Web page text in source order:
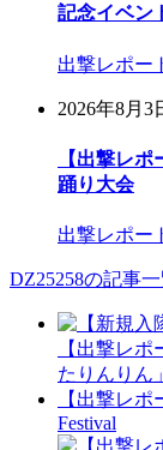
記念イベン
出撃レポー
2026年8月3
【出撃レ
踊り大会
出撃レポー
DZ25258の記事
【出撃レ
たりんりん」
【出撃レポ
Festival